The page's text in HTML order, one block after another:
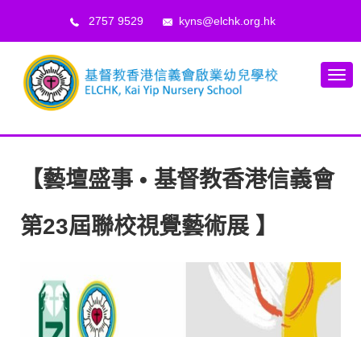
2757 9529 kyns@elchk.org.hk
【藝壇盛事 • 基督教香港信義會
第23屆聯校視覺藝術展 】